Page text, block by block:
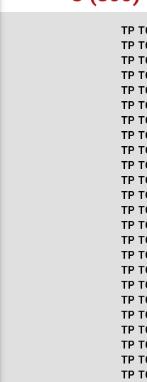
ТР
ТР
ТР
ТР
ТР
ТР
ТР
ТР
ТР
ТР
ТР
ТР
ТР
ТР
ТР
ТР
ТР
ТР
ТР
ТР
ТР
ТР
ТР
ТР